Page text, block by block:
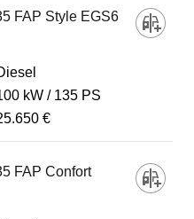
FAP Style EGS6
kW
135 PS
€
FAP Confort